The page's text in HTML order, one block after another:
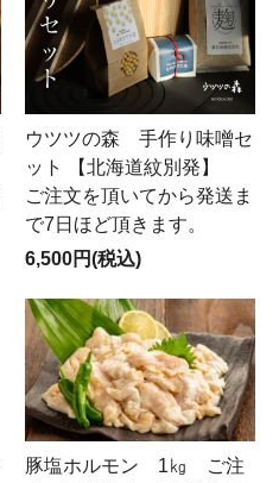
ウツツの森 手作り味噌セ
ット 【北海道紋別発】
ご注文を頂いてから発送ま
で7日ほど頂きます。
6,500円(税込)
豚塩ホルモン 1㎏ ご注